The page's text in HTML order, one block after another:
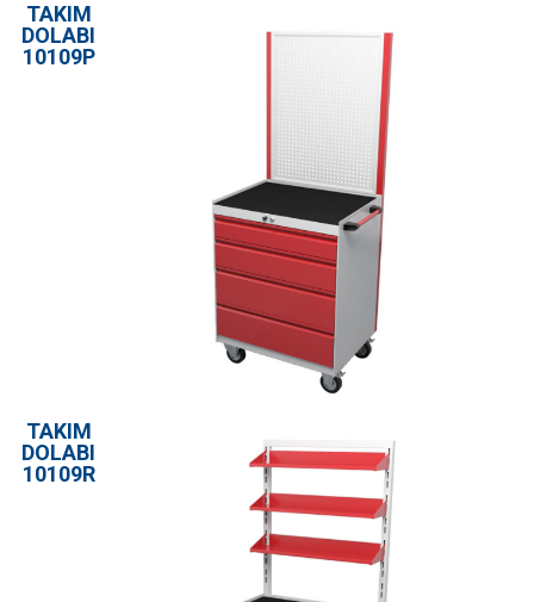
TAKIM
DOLABI
10109P
TAKIM
DOLABI
10109R